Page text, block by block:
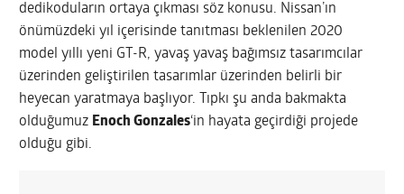
dedikoduların ortaya çıkması söz konusu. Nissan’ın
önümüzdeki yıl içerisinde tanıtması beklenilen 2020
model yıllı yeni GT-R, yavaş yavaş bağımsız tasarımcılar
üzerinden geliştirilen tasarımlar üzerinden belirli bir
heyecan yaratmaya başlıyor. Tıpkı şu anda bakmakta
olduğumuz Enoch Gonzales‘in hayata geçirdiği projede
olduğu gibi.